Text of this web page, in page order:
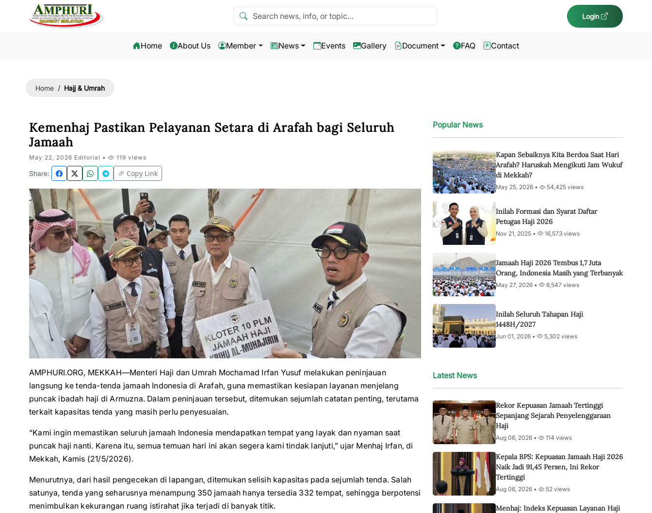
Search news Login
Home About Us Member News Events Gallery Document FAQ Contact
Home Hajj & Umrah
Kemenhaj Pastikan Pelayanan Setara di Arafah bagi Seluruh
Jamaah
May 22, 2026 Editorial • 119 views
Share: Copy Link
AMPHURI.ORG, MEKKAH—Menteri Haji dan Umrah Mochamad Irfan Yusuf melakukan peninjauan
langsung ke tenda-tenda jamaah Indonesia di Arafah, guna memastikan kesiapan layanan menjelang
puncak ibadah haji di Armuzna. Dalam peninjauan tersebut, ditemukan sejumlah catatan penting, terutama
terkait kapasitas tenda yang masih perlu penyesuaian.
“Kami ingin memastikan seluruh jamaah Indonesia mendapatkan tempat yang layak dan nyaman saat
puncak haji nanti. Karena itu, semua temuan hari ini akan segera kami tindak lanjuti,” ujar Menhaj Irfan, di
Mekkah, Kamis (21/5/2026).
Menurutnya, dari hasil pengecekan di lapangan, ditemukan selisih kapasitas pada sejumlah tenda. Salah
satunya, tenda yang seharusnya menampung 350 jamaah hanya tersedia 332 tempat, sehingga berpotensi
menimbulkan kekurangan ruang istirahat jika terjadi di banyak titik.
Popular News
Kapan Sebaiknya Kita Berdoa Saat Hari
Arafah? Haruskah Mengikuti Jam Wukuf
di Mekkah?
May 25, 2026 • 54,425 views
Inilah Formasi dan Syarat Daftar
Petugas Haji 2026
Nov 21, 2025 • 16,573 views
Jamaah Haji 2026 Tembus 1,7 Juta
Orang, Indonesia Masih yang Terbanyak
May 27, 2026 • 8,547 views
Inilah Seluruh Tahapan Haji
1448H/2027
Jun 01, 2026 • 5,302 views
Latest News
Rekor Kepuasan Jamaah Tertinggi
Sepanjang Sejarah Penyelenggaraan
Haji
Aug 06, 2026 • 114 views
Kepala BPS: Kepuasan Jamaah Haji 2026
Naik Jadi 91,45 Persen, Ini Rekor
Tertinggi
Aug 06, 2026 • 52 views
Menhaj: Indeks Kepuasan Layanan Haji